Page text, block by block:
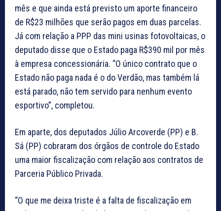
mês e que ainda está previsto um aporte financeiro
de R$23 milhões que serão pagos em duas parcelas.
Já com relação a PPP das mini usinas fotovoltaicas, o
deputado disse que o Estado paga R$390 mil por mês
à empresa concessionária. “O único contrato que o
Estado não paga nada é o do Verdão, mas também lá
está parado, não tem servido para nenhum evento
esportivo”, completou.
Em aparte, dos deputados Júlio Arcoverde (PP) e B.
Sá (PP) cobraram dos órgãos de controle do Estado
uma maior fiscalização com relação aos contratos de
Parceria Público Privada.
“O que me deixa triste é a falta de fiscalização em